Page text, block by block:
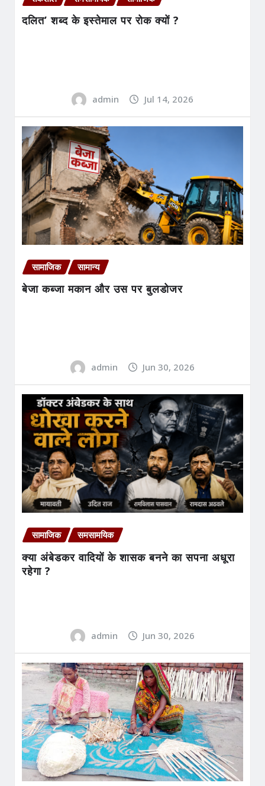
दलित’ शब्द के इस्तेमाल पर रोक क्यों ?
admin Jul 14, 2026
सामाजिक सामान्य
बेजा कब्जा मकान और उस पर बुलडोजर
admin Jun 30, 2026
सामाजिक समसामयिक
क्या अंबेडकर वादियों के शासक बनने का सपना अधूरा
रहेगा ?
admin Jun 30, 2026